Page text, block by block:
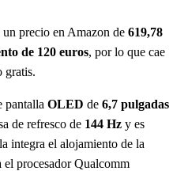
un precio en Amazon de 619,78
de 120 euros, por lo que cae
gratis.
pantalla OLED de 6,7 pulgadas
de refresco de 144 Hz y es
integra el alojamiento de la
procesador Qualcomm